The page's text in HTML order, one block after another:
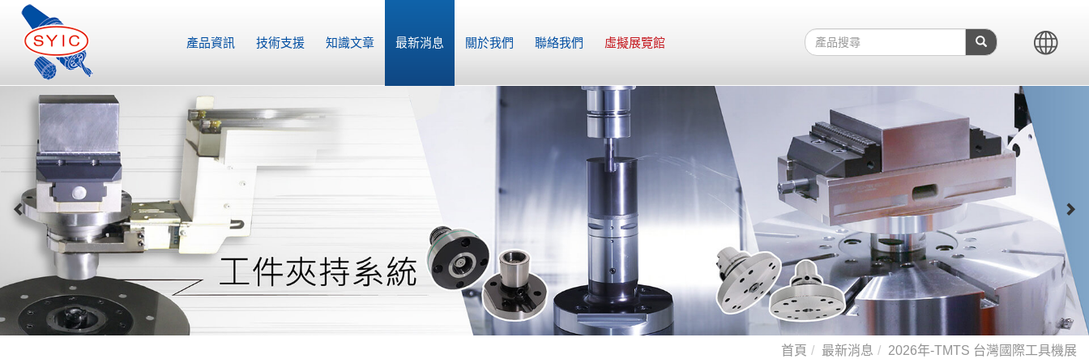
產品資訊 技術支援 知識文章 最新消息 關於我們 聯絡我們 虛擬展覽館
首頁 最新消息 2026年-TMTS 台灣國際工具機展